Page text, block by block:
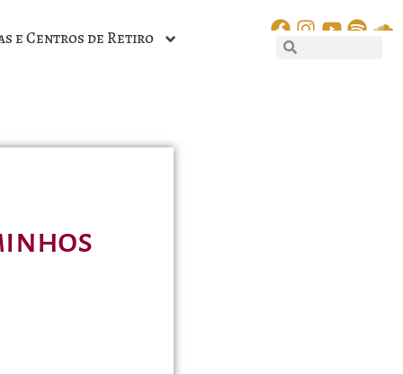
e Centros de Retiro